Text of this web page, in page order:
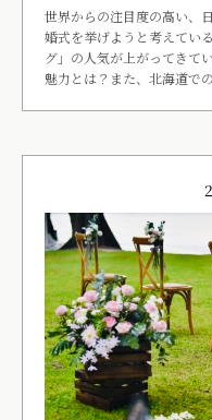
世界からの注目度の高い、
婚式を挙げようと考えてい
グ」の人気が上がってきて
魅力とは？また、北海道で